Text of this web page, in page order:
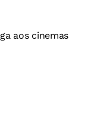
aos cinemas